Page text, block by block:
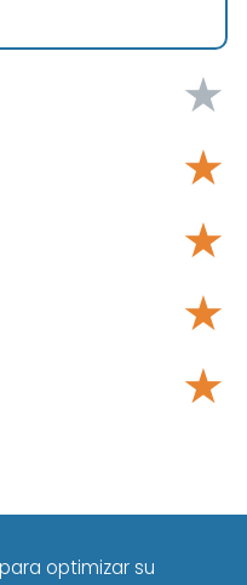
★
★
★
★
★
optimizar su